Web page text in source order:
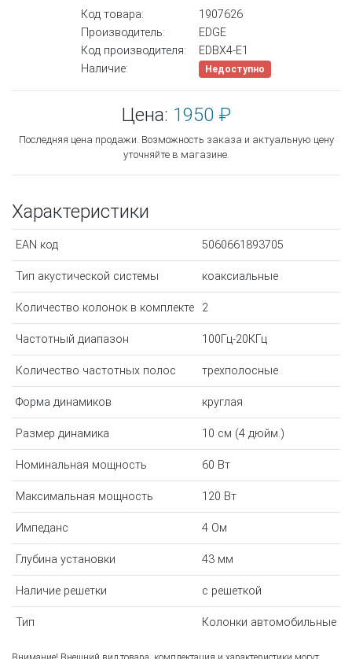
Код товара:
1907626
Производитель:
EDGE
Код производителя:
EDBX4-E1
Наличие:
Недоступно
Цена: 1950 ₽
Последняя цена продажи. Возможность заказа и актуальную цену
уточняйте в магазине.
Характеристики
EAN код 5060661893705
Тип акустической системы коаксиальные
Количество колонок в комплекте 2
Частотный диапазон 100Гц-20КГц
Количество частотных полос трехполосные
Форма динамиков круглая
Размер динамика 10 см (4 дюйм.)
Номинальная мощность 60 Вт
Максимальная мощность 120 Вт
Импеданс 4 Ом
Глубина установки 43 мм
Наличие решетки с решеткой
Тип Колонки автомобильные